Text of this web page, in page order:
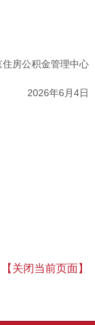
房公积金管理中心
2026年6月4日
【关闭当前页面】